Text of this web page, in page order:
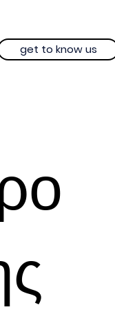
get to know us